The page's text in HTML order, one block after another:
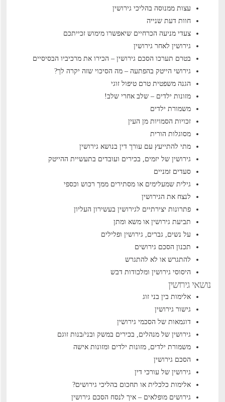
עצות ממנוסה בהליכי גירושין
חוות דעת שנייה
צעדי מניעה הכרחיים שיאפשרו מימוש זכייתכם
גירושין לאחר גירושין
בטרם תערכו הסכם גירושין – הכירו את מרכיביו הבסיסיים
גירושי הייטק בהפתעה – מה הסיכוי שזה יקרה לך?
הגנה משפטית טרם טיפול זוגי
מזונות ילדים – שלב אחרי שלב!
משמורת ילדים
זכויות הסמויות מן העין
מסוגלות הורית
מתי להתייעץ עם עורך דין בנושא גירושין
גירושין של יזמים, בכירים ועובדים בתעשיית ההייטק
סעדים זמניים
גילית שמעלימים או מסתירים ממך רכוש וכספי
לנצח את הגירושין
פתרונות יצירתיים לגירושין בעשירון העליון
תביעת גירושין או משא ומתן
על נשים, גברים, גירושין ופלילים
תכנון הסכם גירושים
להתגרש או לא להתגרש
היסוסי גירושין ומלכודות דבש
נושאי גירושין
אלימות בין בני זוג
גישור גירושין
דוגמאות של הסכמי גירושין
גירושין של מנהלים, בכירים במשק ובני/בנות זוגם
משמורת ילדים, מזונות ילדים ומזונות אישה
הסכם גירושין
גירושין של עורכי דין
אלימות כלכלית או תחכום בהליכי גירושים?
גירושים מופלאים – איך לנסח הסכם גירושין